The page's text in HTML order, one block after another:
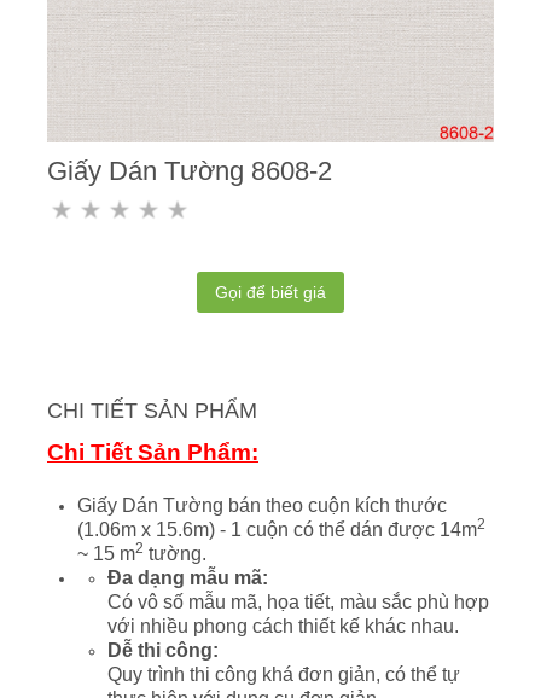
Giấy Dán Tường 8608-2
Gọi để biết giá
CHI TIẾT SẢN PHẨM
Chi Tiết Sản Phẩm:
Giấy Dán Tường bán theo cuộn kích thước
(1.06m x 15.6m) - 1 cuộn có thể dán được 14m2
~ 15 m2 tường.
Đa dạng mẫu mã:
Có vô số mẫu mã, họa tiết, màu sắc phù hợp
với nhiều phong cách thiết kế khác nhau.
Dễ thi công:
Quy trình thi công khá đơn giản, có thể tự